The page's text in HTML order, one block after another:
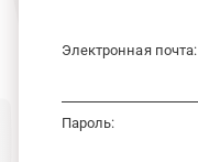
Электронная почта:
Пароль: